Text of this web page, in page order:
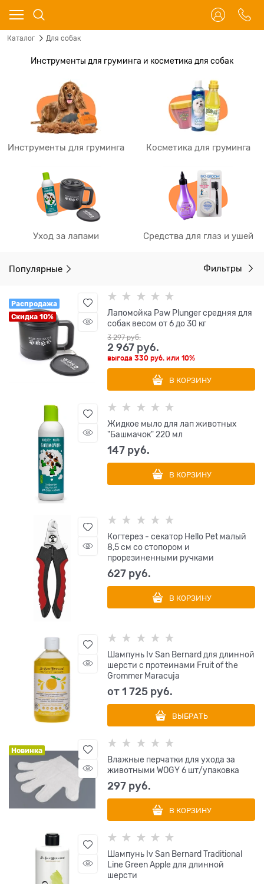
Каталог Для собак
Инструменты для груминга и косметика для собак
Инструменты для груминга Косметика для груминга
Уход за лапами Средства для глаз и ушей
Популярные Фильтры
Распродажа
Скидка 10%
Лапомойка Paw Plunger средняя для
собак весом от 6 до 30 кг
3 297 руб.
2 967 руб.
выгода330 руб. или10%
В КОРЗИНУ
Жидкое мыло для лап животных
"Башмачок" 220 мл
147 руб.
В КОРЗИНУ
Когтерез - секатор Hello Pet малый
8,5 см со стопором и
прорезиненными ручками
627 руб.
В КОРЗИНУ
Шампунь Iv San Bernard для длинной
шерсти с протеинами Fruit of the
Grommer Maracuja
от1 725 руб.
ВЫБРАТЬ
Новинка
Влажные перчатки для ухода за
животными WOGY 6 шт/упаковка
297 руб.
В КОРЗИНУ
Шампунь Iv San Bernard Traditional
Line Green Apple для длинной
шерсти